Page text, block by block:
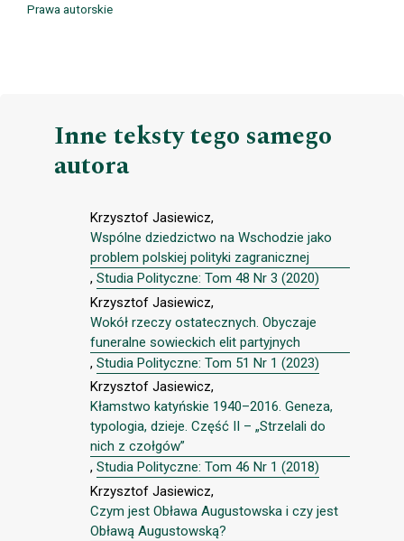
Prawa autorskie
Inne teksty tego samego
autora
Krzysztof Jasiewicz,
Wspólne dziedzictwo na Wschodzie jako
problem polskiej polityki zagranicznej
, Studia Polityczne: Tom 48 Nr 3 (2020)
Krzysztof Jasiewicz,
Wokół rzeczy ostatecznych. Obyczaje
funeralne sowieckich elit partyjnych
, Studia Polityczne: Tom 51 Nr 1 (2023)
Krzysztof Jasiewicz,
Kłamstwo katyńskie 1940–2016. Geneza,
typologia, dzieje. Część II – „Strzelali do
nich z czołgów”
, Studia Polityczne: Tom 46 Nr 1 (2018)
Krzysztof Jasiewicz,
Czym jest Obława Augustowska i czy jest
Obławą Augustowską?